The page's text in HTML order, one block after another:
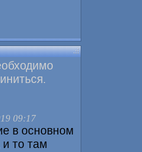
09:17
в основном
то там